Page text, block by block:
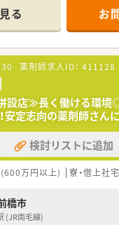
識を幅広く身に着けキャリア
医療業界で、薬剤師は日常業
年次研修だけでなく、調剤技
ことができます。
時間内で実施し、オンとオフ
も充実できます。
35％が薬剤師！教育研修担当・
アがあります。
ための増員募集♪
傘下で安定経営！
経験のない方でも安心な研修
務薬剤師として就業いただく
薬剤師を目指したい方歓迎
です！／
唯一のドラッグストアとして
調剤併設店22店舗と群馬県内
ウエルシアHDGに参画、今後
企業です。
現在で調剤併設率は47%！
としてのキャリアを目指したい
できる場がございます♪
る お
薬剤師求人ID： 411128
設店≫長く働ける環
安定志向の薬剤師さん
検討リストに追加
万円以上) 寮・借上社
橋市
(JR両毛線)